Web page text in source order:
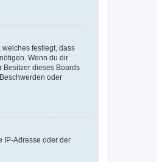
welches festlegt, dass
Wenn du dir
Besitzer dieses Boards
oder
IP-Adresse oder der